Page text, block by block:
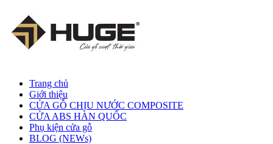
Trang chủ
Giới thiệu
CỬA GỖ CHỊU NƯỚC COMPOSITE
CỬA ABS HÀN QUỐC
Phụ kiện cửa gỗ
BLOG (NEWs)